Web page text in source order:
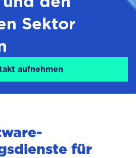
Sektor
aufnehmen
für